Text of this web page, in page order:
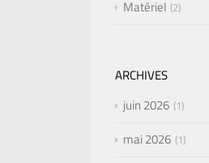
Matériel 2
ARCHIVES
juin 2026 1
mai 2026 1